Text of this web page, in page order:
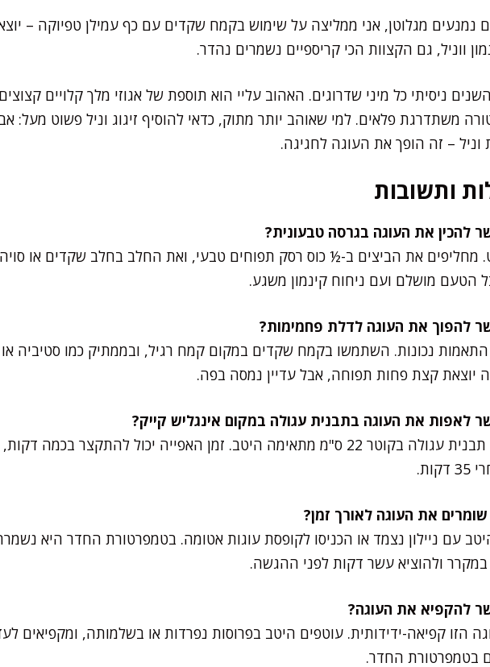
נמנעים מגלוטן, אני ממליצה על שימוש בקמח שקדים עם כף עמילן טפיוקה – יוצא
ווניל, גם הקצוות הכי קריספיים נשמרים נהדר.
ניסיתי כל מיני שדרוגים. האהוב עליי הוא תוספת של אגוזי מלך קלויים
משתדרגת פלאים. למי שאוהב יותר מתוק, כדאי להוסיף זיגוג וניל פשוט מעל:
וניל – זה הופך את העוגה לחגיגה.
ותשובות
מחליפים את הביצים ב-½ כוס רסק תפוחים טבעי, ואת החלב בחלב שקדים או
הטעם מושלם ועם ניחוח קינמון משגע.
נכונות. השתמשו בקמח שקדים במקום קמח רגיל, ובממתיק כמו סטיביה או
יוצאת קצת פחות תפוחה, אבל עדיין נמסה בפה.
בוודאי. תבנית עגולה בקוטר 22 ס"מ מתאימה היטב. זמן האפייה יכול להתקצר
ולהוציא עשר דקות לפני ההגשה.
הזו קפיאה-ידידותית. עוטפים היטב בפרוסות נפרדות או בשלמותה, ומקפיאים
בטמפרטורת החדר.